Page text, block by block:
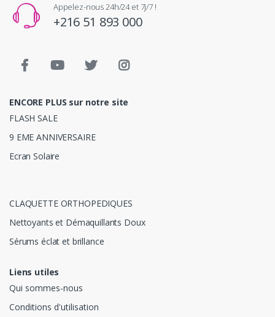
Appelez-nous 24h/24 et 7j/7 !
+216 51 893 000
ENCORE PLUS sur notre site
FLASH SALE
9 EME ANNIVERSAIRE
Ecran Solaire
CLAQUETTE ORTHOPEDIQUES
Nettoyants et Démaquillants Doux
Sérums éclat et brillance
Liens utiles
Qui sommes-nous
Conditions d'utilisation